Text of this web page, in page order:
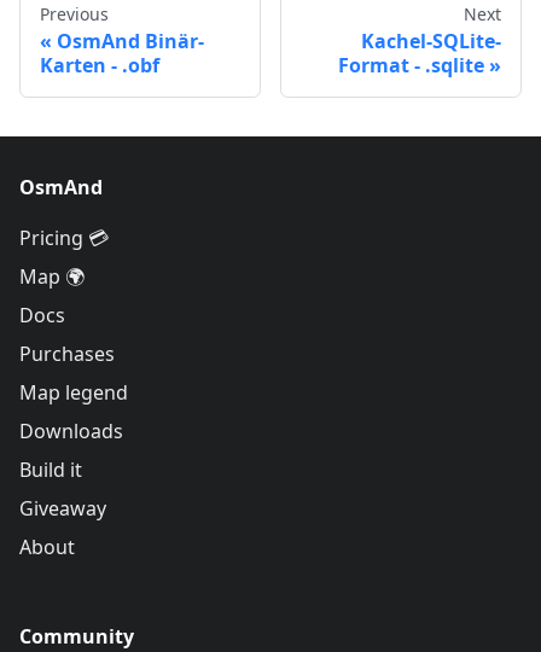
Previous
OsmAnd Binär-
Karten - .obf
Next
Kachel-SQLite-
Format - .sqlite
OsmAnd
Pricing 💳
Map 🌍
Docs
Purchases
Map legend
Downloads
Build it
Giveaway
About
Community